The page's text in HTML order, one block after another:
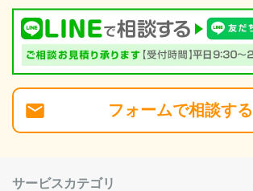
フォームで相談する
サービスカテゴリ